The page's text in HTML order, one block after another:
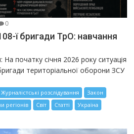
0
ї бригади ТрО: навчання
початку січня 2026 року ситуація
територіальної оборони ЗСУ
Журналістські розслідування
Закон
регіонів Світ Статті
Україна